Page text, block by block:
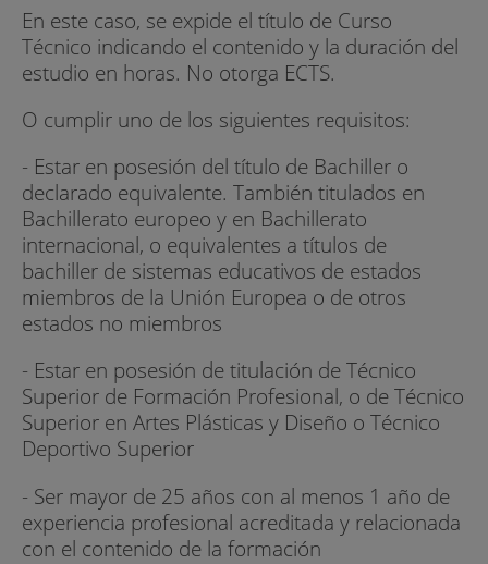
En este caso, se expide el título de Curso
Técnico indicando el contenido y la duración del
estudio en horas. No otorga ECTS.
O cumplir uno de los siguientes requisitos:
- Estar en posesión del título de Bachiller o
declarado equivalente. También titulados en
Bachillerato europeo y en Bachillerato
internacional, o equivalentes a títulos de
bachiller de sistemas educativos de estados
miembros de la Unión Europea o de otros
estados no miembros
- Estar en posesión de titulación de Técnico
Superior de Formación Profesional, o de Técnico
Superior en Artes Plásticas y Diseño o Técnico
Deportivo Superior
- Ser mayor de 25 años con al menos 1 año de
experiencia profesional acreditada y relacionada
con el contenido de la formación